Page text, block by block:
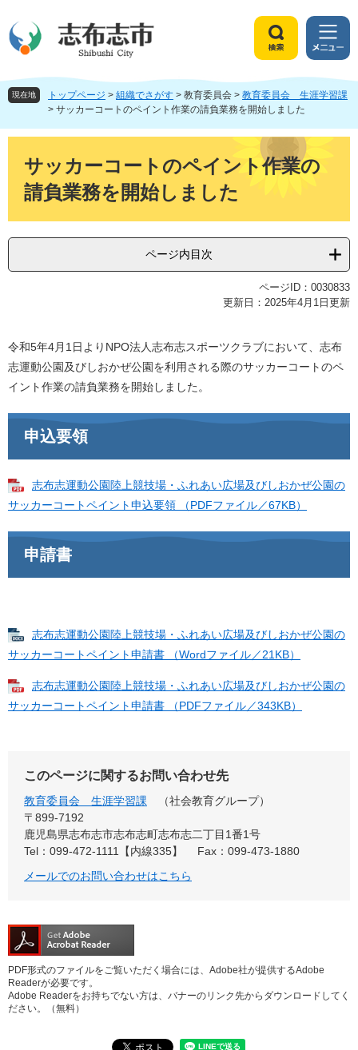
ジ
頭
ュ
飛
索
メ
ニ
ュ
ー
現在地 トップページ > 組織でさがす > 教育委員会 > 教育委員会 生涯学習課
> サッカーコートのペイント作業の請負業務を開始しました
サッカーコートのペイント作業の
請負業務を開始しました
ページ内目次
ページID：0030833
更新日：2025年4月1日更新
令和5年4月1日よりNPO法人志布志スポーツクラブにおいて、志布
志運動公園及びしおかぜ公園を利用される際のサッカーコートのペ
イント作業の請負業務を開始しました。
申込要領
志布志運動公園陸上競技場・ふれあい広場及びしおかぜ公園の
サッカーコートペイント申込要領 （PDFファイル／67KB）
申請書
志布志運動公園陸上競技場・ふれあい広場及びしおかぜ公園の
サッカーコートペイント申請書 （Wordファイル／21KB）
志布志運動公園陸上競技場・ふれあい広場及びしおかぜ公園の
サッカーコートペイント申請書 （PDFファイル／343KB）
このページに関するお問い合わせ先
教育委員会 生涯学習課
社会教育グループ
〒899-7192
鹿児島県志布志市志布志町志布志二丁目1番1号
Tel：099-472-1111【内線335】
Fax：099-473-1880
メールでのお問い合わせはこちら
PDF形式のファイルをご覧いただく場合には、Adobe社が提供するAdobe
Readerが必要です。
Adobe Readerをお持ちでない方は、バナーのリンク先からダウンロードしてく
ださい。（無料）